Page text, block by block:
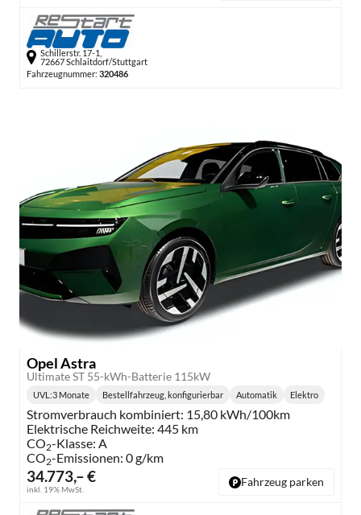
Schillerstr. 17-1,
72667 Schlaitdorf/Stuttgart
Fahrzeugnummer: 320486
Opel Astra
Ultimate ST 55-kWh-Batterie 115kW
34.773,– €
inkl. 19% MwSt.
UVL :3 Monate Bestellfahrzeug, konfigurierbar Automatik Elektro
Stromverbrauch kombiniert: 15,80 kWh/100km
Elektrische Reichweite: 445 km
CO2-Klasse: A
CO2-Emissionen: 0 g/km
Fahrzeug parken